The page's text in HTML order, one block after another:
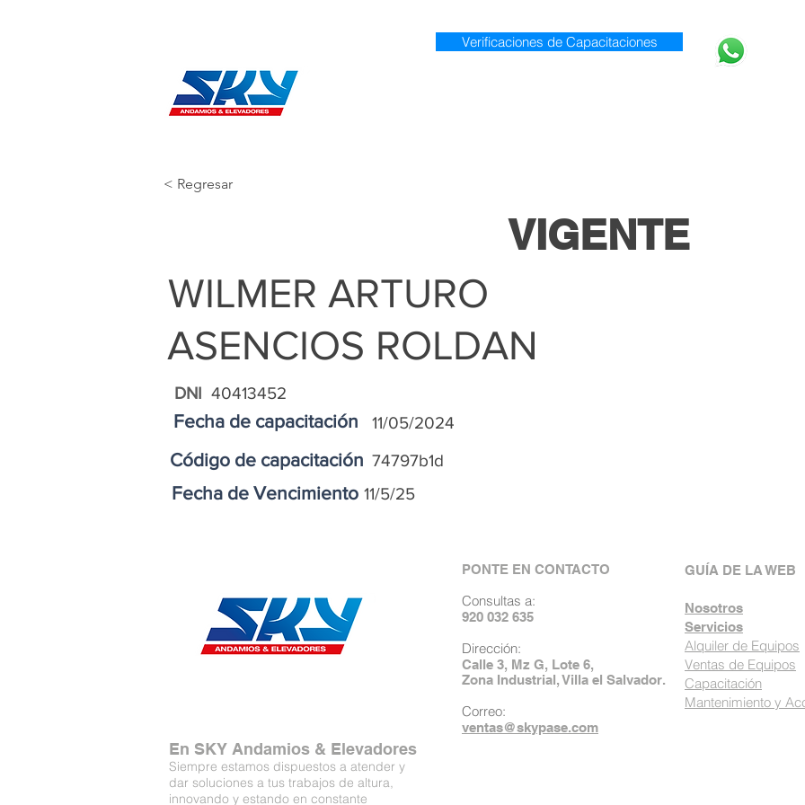
Verificaciones de Capacitaciones
< Regresar
VIGENTE
WILMER ARTURO
ASENCIOS ROLDAN
DNI 40413452
Fecha de capacitación 11/05/2024
Código de capacitación 74797b1d
11/5/25
Fecha de Vencimiento
PONTE EN CONTACTO
Consultas a:
920 032 635
Dirección:
Calle 3, Mz G, Lote 6,
Zona Industrial, Villa el Salvador.
Correo:
ventas@skypase.com
GUÍA DE LA WEB
Nosotros
Servicios
Alquiler de Equipos
Ventas de Equipos
Capacitación
Mantenimiento y
En SKY Andamios & Elevadores
Siempre estamos dispuestos a atender y
dar soluciones a tus trabajos de altura,
innovando y estando en constante